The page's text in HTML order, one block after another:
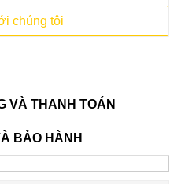
chúng tôi
VÀ THANH TOÁN
BẢO HÀNH